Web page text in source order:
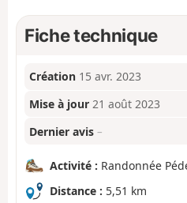
Fiche technique
Création 15 avr. 2023
Mise à jour 21 août 2023
Dernier avis –
Activité : Randonnée
Distance : 5,51 km